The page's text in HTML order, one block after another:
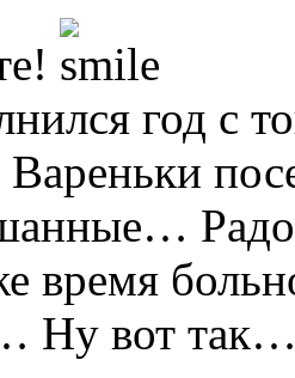
год с
время
Ну вот так…